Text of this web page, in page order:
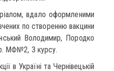
вдало оформленими
по створенню вакцини
Володимир, Породко
МФ№2, 3 курсу.
в Україні та Чернівецькій